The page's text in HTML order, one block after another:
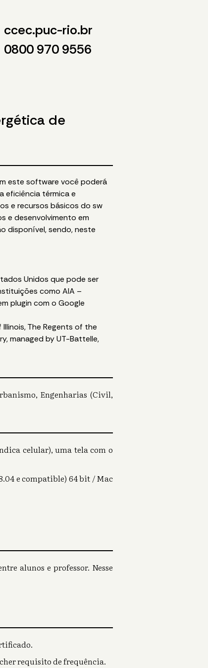
ccec.puc-rio.br
0800 970 9556
de
este software você poderá
eficiência térmica e
e recursos básicos do sw
e desenvolvimento em
disponível, sendo, neste
Unidos que pode ser
como AIA –
plugin com o Google
The Regents of the
managed by UT-Battelle,
Engenharias (Civil,
celular), uma tela com o
e compatible) 64 bit / Mac
alunos e professor. Nesse
requisito de frequência.